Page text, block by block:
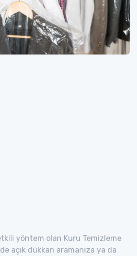
yöntem olan Kuru Temizleme
açık dükkan aramanıza ya da